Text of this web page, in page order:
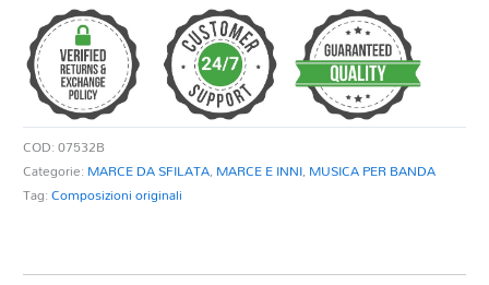
COD:07532B
Categorie: MARCE DA SFILATA, MARCE E INNI, MUSICA PER BANDA
Tag:Composizioni originali